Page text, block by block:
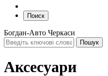
Поиск
Богдан-Авто Черкаси
Аксесуари